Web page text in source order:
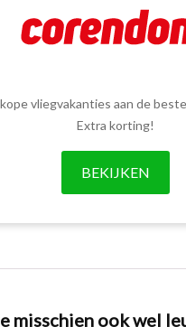
vliegvakanties aan de
Extra korting!
BEKIJKEN
misschien ook wel